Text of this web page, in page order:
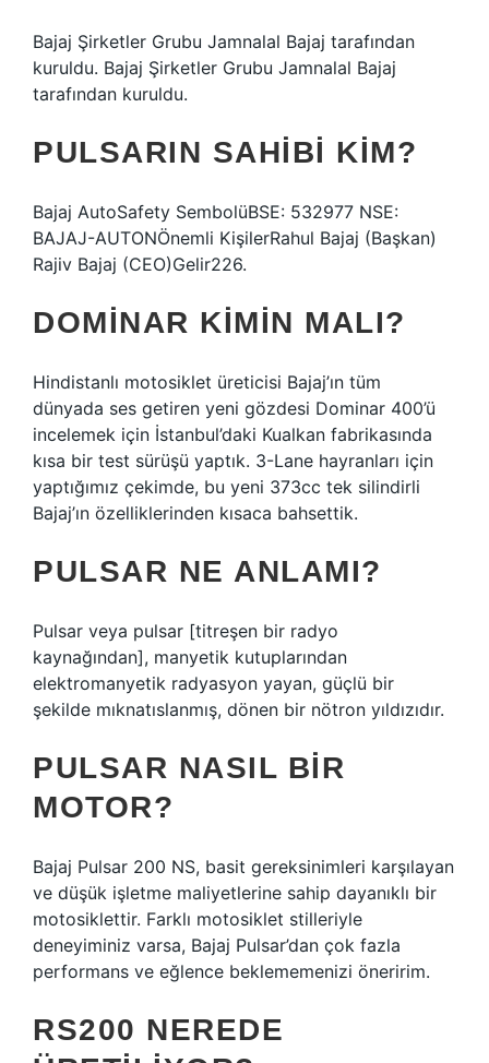
Bajaj Şirketler Grubu Jamnalal Bajaj tarafından
kuruldu. Bajaj Şirketler Grubu Jamnalal Bajaj
tarafından kuruldu.
PULSARIN SAHIBI KIM?
Bajaj AutoSafety SembolüBSE: 532977 NSE:
BAJAJ-AUTONÖnemli KişilerRahul Bajaj (Başkan)
Rajiv Bajaj (CEO)Gelir226.
DOMINAR KIMIN MALI?
Hindistanlı motosiklet üreticisi Bajaj’ın tüm
dünyada ses getiren yeni gözdesi Dominar 400’ü
incelemek için İstanbul’daki Kualkan fabrikasında
kısa bir test sürüşü yaptık. 3-Lane hayranları için
yaptığımız çekimde, bu yeni 373cc tek silindirli
Bajaj’ın özelliklerinden kısaca bahsettik.
PULSAR NE ANLAMI?
Pulsar veya pulsar [titreşen bir radyo
kaynağından], manyetik kutuplarından
elektromanyetik radyasyon yayan, güçlü bir
şekilde mıknatıslanmış, dönen bir nötron yıldızıdır.
PULSAR NASIL BIR
MOTOR?
Bajaj Pulsar 200 NS, basit gereksinimleri karşılayan
ve düşük işletme maliyetlerine sahip dayanıklı bir
motosiklettir. Farklı motosiklet stilleriyle
deneyiminiz varsa, Bajaj Pulsar’dan çok fazla
performans ve eğlence beklememenizi öneririm.
RS200 NEREDE